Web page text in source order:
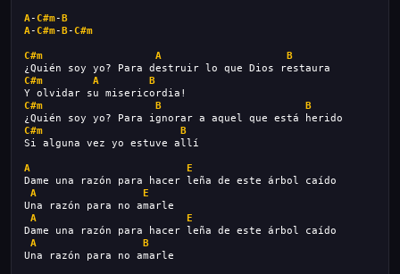
A-C#m-B
A-C#m-B-C#m
C#m A
B
¿Quién soy yo? Para destruir lo que Dios restaura
C#m
A
B
Y olvidar su misericordia!
C#m
B
B
¿Quién soy yo? Para ignorar a aquel que está herido
C#m
B
Si alguna vez yo estuve allí
A
E
Dame una razón para hacer leña de este árbol caído
A
E
Una razón para no amarle
A
E
Dame una razón para hacer leña de este árbol caído
A
B
Una razón para no amarle